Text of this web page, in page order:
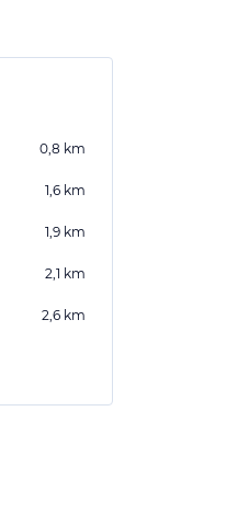
0,8 km
1,6 km
1,9 km
2,1 km
2,6 km